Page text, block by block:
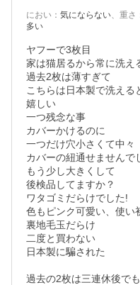
におい ： 気にならない、 重さ
多い
ヤフーで3枚目
家は猫居るから常に洗え
過去2枚は薄すぎて
こちらは日本製で洗える
嬉しい
一つ残念な事
カバーかけるのに
一つだけ穴小さくて中々
カバーの紐通せませんで
もう少し大きくして
後検品してますか？
ワタゴミだらけでした!
色もピンク可愛い、使い
裏地毛玉だらけ
二度と買わない
日本製に騙された
過去の2枚は三連休後で